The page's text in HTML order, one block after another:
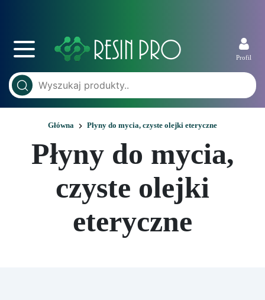
Profil
Główna Płyny do mycia, czyste olejki eteryczne
Płyny do mycia,
czyste olejki
eteryczne